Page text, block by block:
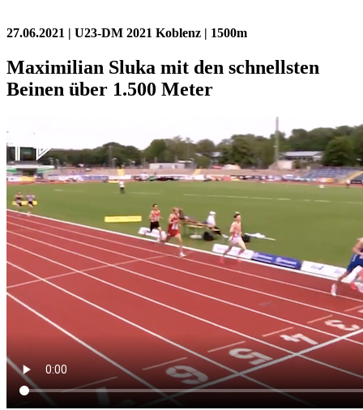
27.06.2021 | U23-DM 2021 Koblenz | 1500m
Maximilian Sluka mit den schnellsten
Beinen über 1.500 Meter